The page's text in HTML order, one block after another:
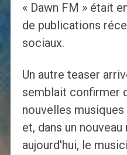
« Dawn FM » était
de publications
sociaux.
Un autre teaser
semblait confirmer
nouvelles
et, dans un
aujourd'hui, le